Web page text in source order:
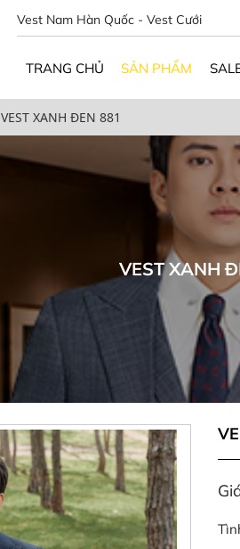
Vest Nam Hàn Quốc - Vest Cưới
TRANG CHỦ SẢN PHẨM
VEST XANH ĐEN 881
VEST XANH